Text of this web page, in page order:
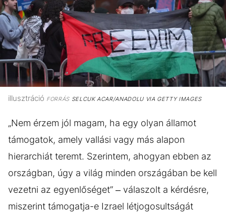
illusztráció FORRÁSSELCUK ACAR/ANADOLU VIA GETTY IMAGES
„Nem érzem jól magam, ha egy olyan államot
támogatok, amely vallási vagy más alapon
hierarchiát teremt. Szerintem, ahogyan ebben az
országban, úgy a világ minden országában be kell
vezetni az egyenlőséget” – válaszolt a kérdésre,
miszerint támogatja-e Izrael létjogosultságát